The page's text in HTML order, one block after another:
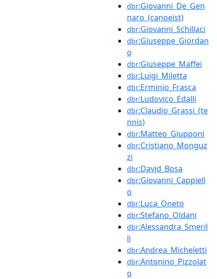
dbr:Giovanni_De_Gen
naro_(canoeist)
dbr:Giovanni_Schillaci
dbr:Giuseppe_Giordan
o
dbr:Giuseppe_Maffei
dbr:Luigi_Miletta
dbr:Erminio_Frasca
dbr:Ludovico_Edalli
dbr:Claudio_Grassi_(te
nnis)
dbr:Matteo_Giupponi
dbr:Cristiano_Monguz
zi
dbr:David_Bosa
dbr:Giovanni_Cappiell
o
dbr:Luca_Oneto
dbr:Stefano_Oldani
dbr:Alessandra_Smeril
li
dbr:Andrea_Micheletti
dbr:Antonino_Pizzolat
o